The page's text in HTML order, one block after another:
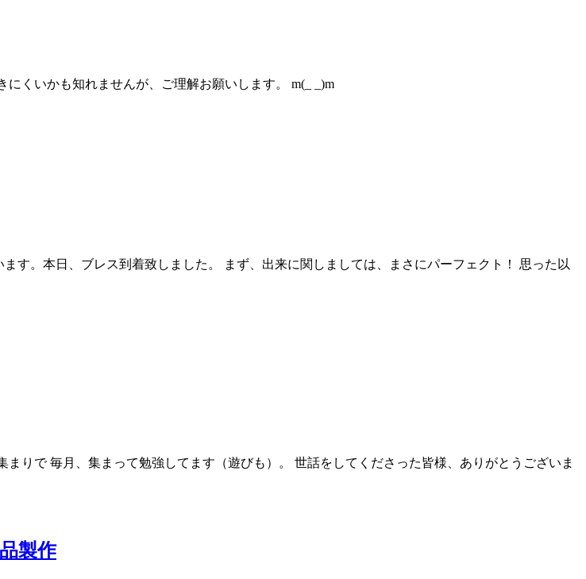
くいかも知れませんが、ご理解お願いします。 m(_ _)m
。本日、ブレス到着致しました。 まず、出来に関しましては、まさにパーフェクト！ 思った以
りで 毎月、集まって勉強してます（遊びも）。 世話をしてくださった皆様、ありがとうございま
製作